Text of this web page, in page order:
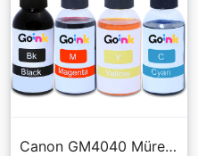
Canon GM4040 Mürekkep 4x100 ml (Muadil)